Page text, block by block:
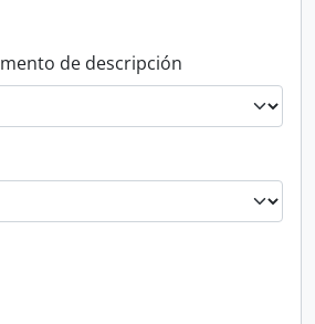
de descripción